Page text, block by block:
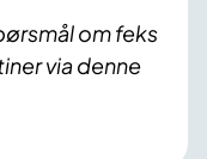
om feks
via denne